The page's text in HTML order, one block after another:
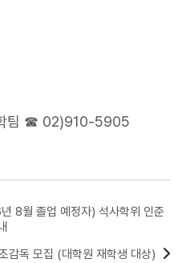
팀 ☎ 02)910-5905
8월 졸업 예정자) 석사학위 인준
감독 모집 (대학원 재학생 대상)